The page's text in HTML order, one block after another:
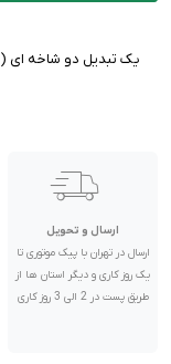
یک تبدیل دو شاخه ای (US به EU) استاندارد و با کیفیت
ارسال و تحویل
ارسال در تهران با پیک موتوری تا
یک روز کاری و دیگر استان ها از
طریق پست در 2 الی 3 روز کاری